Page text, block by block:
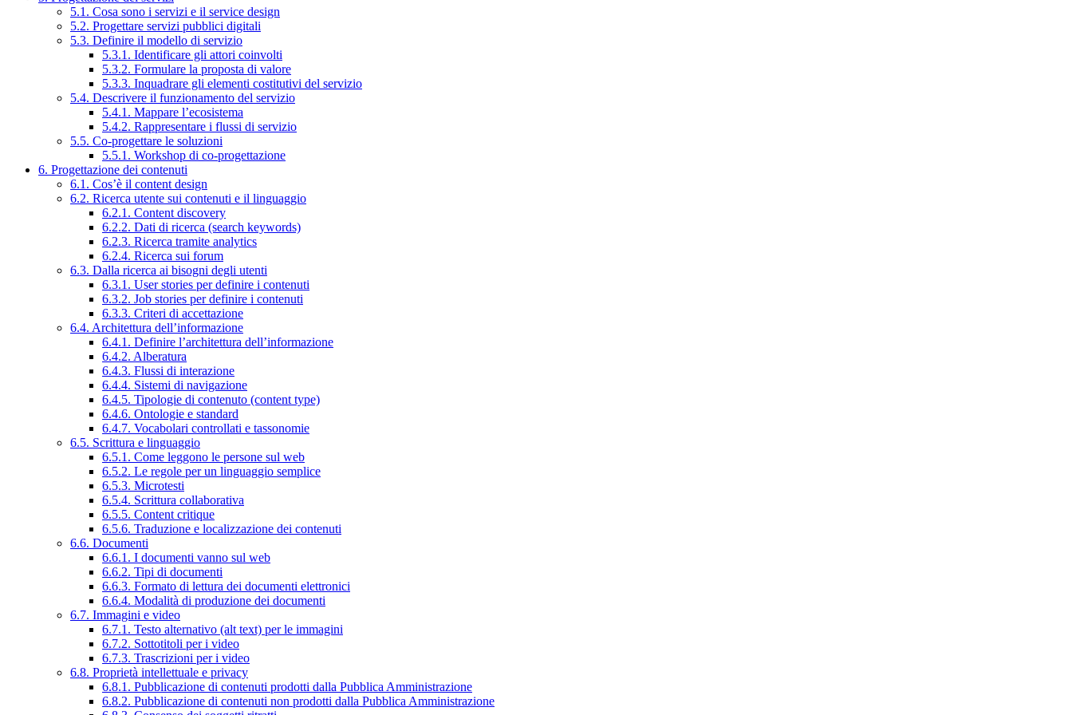
5.1. Cosa sono i servizi e il service design
5.2. Progettare servizi pubblici digitali
5.3. Definire il modello di servizio
5.3.1. Identificare gli attori coinvolti
5.3.2. Formulare la proposta di valore
5.3.3. Inquadrare gli elementi costitutivi del servizio
5.4. Descrivere il funzionamento del servizio
5.4.1. Mappare l’ecosistema
5.4.2. Rappresentare i flussi di servizio
5.5. Co-progettare le soluzioni
5.5.1. Workshop di co-progettazione
6. Progettazione dei contenuti
6.1. Cos’è il content design
6.2. Ricerca utente sui contenuti e il linguaggio
6.2.1. Content discovery
6.2.2. Dati di ricerca (search keywords)
6.2.3. Ricerca tramite analytics
6.2.4. Ricerca sui forum
6.3. Dalla ricerca ai bisogni degli utenti
6.3.1. User stories per definire i contenuti
6.3.2. Job stories per definire i contenuti
6.3.3. Criteri di accettazione
6.4. Architettura dell’informazione
6.4.1. Definire l’architettura dell’informazione
6.4.2. Alberatura
6.4.3. Flussi di interazione
6.4.4. Sistemi di navigazione
6.4.5. Tipologie di contenuto (content type)
6.4.6. Ontologie e standard
6.4.7. Vocabolari controllati e tassonomie
6.5. Scrittura e linguaggio
6.5.1. Come leggono le persone sul web
6.5.2. Le regole per un linguaggio semplice
6.5.3. Microtesti
6.5.4. Scrittura collaborativa
6.5.5. Content critique
6.5.6. Traduzione e localizzazione dei contenuti
6.6. Documenti
6.6.1. I documenti vanno sul web
6.6.2. Tipi di documenti
6.6.3. Formato di lettura dei documenti elettronici
6.6.4. Modalità di produzione dei documenti
6.7. Immagini e video
6.7.1. Testo alternativo (alt text) per le immagini
6.7.2. Sottotitoli per i video
6.7.3. Trascrizioni per i video
6.8. Proprietà intellettuale e privacy
6.8.1. Pubblicazione di contenuti prodotti dalla Pubblica Amministrazione
6.8.2. Pubblicazione di contenuti non prodotti dalla Pubblica Amministrazione